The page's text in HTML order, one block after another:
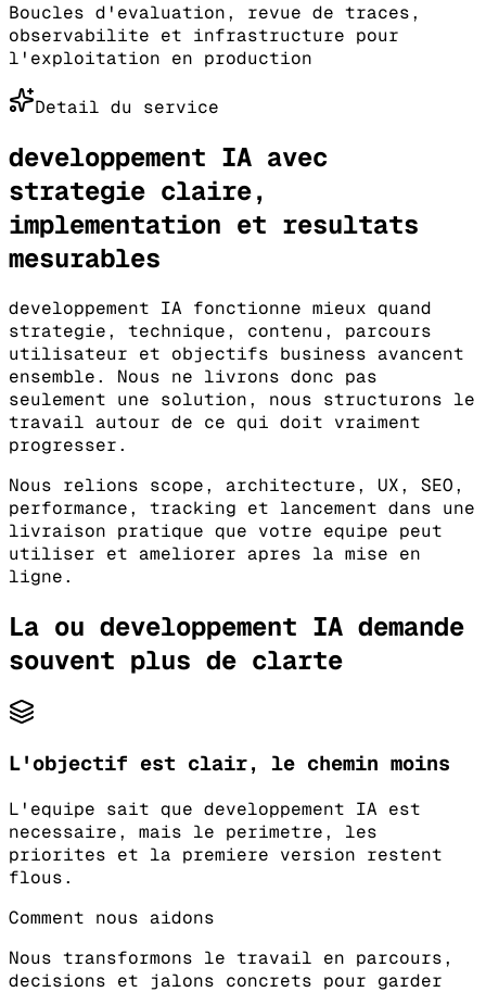
Boucles d'evaluation, revue de traces,
observabilite et infrastructure pour
l'exploitation en production
Detail du service
developpement IA avec
strategie claire,
implementation et resultats
mesurables
developpement IA fonctionne mieux quand
strategie, technique, contenu, parcours
utilisateur et objectifs business avancent
ensemble. Nous ne livrons donc pas
seulement une solution, nous structurons le
travail autour de ce qui doit vraiment
progresser.
Nous relions scope, architecture, UX, SEO,
performance, tracking et lancement dans une
livraison pratique que votre equipe peut
utiliser et ameliorer apres la mise en
ligne.
La ou developpement IA demande
souvent plus de clarte
L'objectif est clair, le chemin moins
L'equipe sait que developpement IA est
necessaire, mais le perimetre, les
priorites et la premiere version restent
flous.
Comment nous aidons
Nous transformons le travail en parcours,
decisions et jalons concrets pour garder